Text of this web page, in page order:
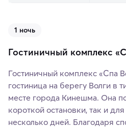
1 ночь
Гостиничный комплекс
Гостиничный комплекс «Спа
гостиница на берегу Волги в
месте города Кинешма. Она
короткой остановки, так и
несколько дней. Благодаря